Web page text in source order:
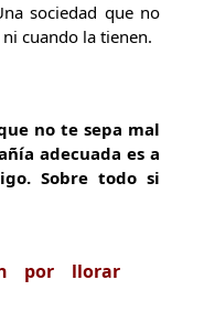
sociedad que no
cuando la tienen.
no te sepa mal
adecuada es a
Sobre todo si
por llorar